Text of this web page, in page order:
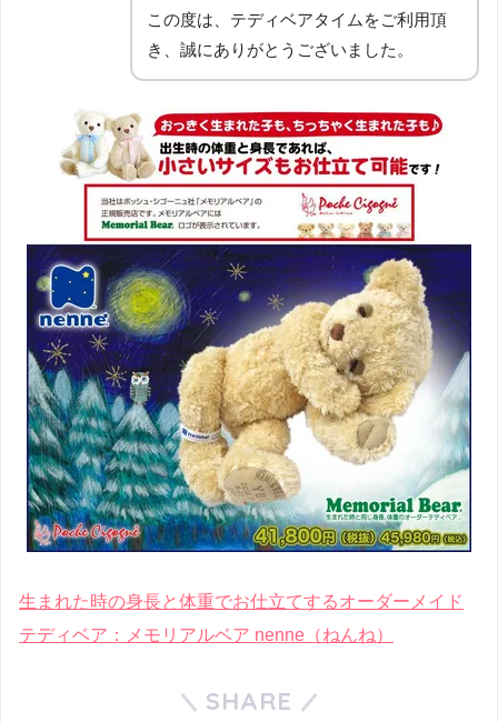
この度は、テディベアタイムをご利用頂
き、誠にありがとうございました。
生まれた時の身長と体重でお仕立てするオーダーメイド
テディベア：メモリアルベア nenne（ねんね）
SHARE